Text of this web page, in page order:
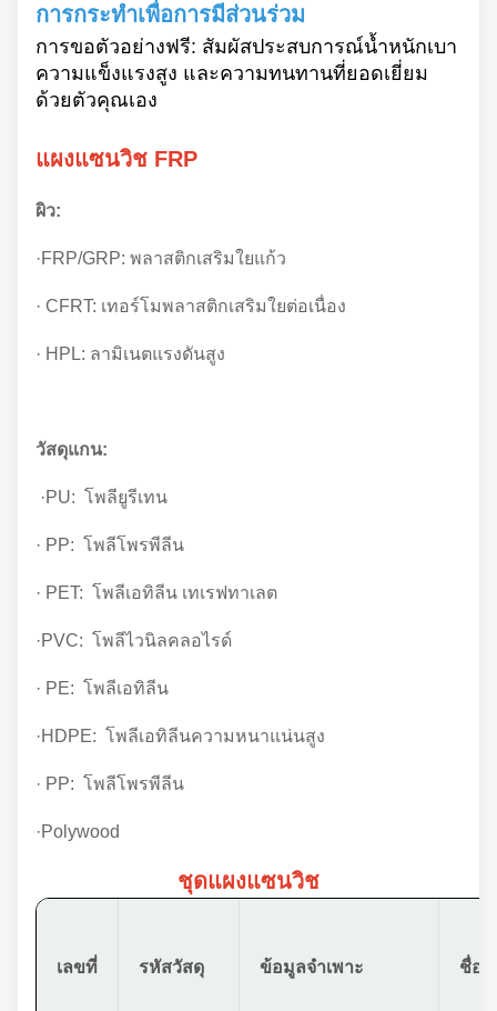
การกระทำเพื่อการมีส่วนร่วม
การขอตัวอย่างฟรี: สัมผัสประสบการณ์น้ำหนักเบา
ความแข็งแรงสูง และความทนทานที่ยอดเยี่ยม
ด้วยตัวคุณเอง
แผงแซนวิช FRP
ผิว:
·FRP/GRP: พลาสติกเสริมใยแก้ว
· CFRT: เทอร์โมพลาสติกเสริมใยต่อเนื่อง
· HPL: ลามิเนตแรงดันสูง
วัสดุแกน:
·PU: โพลียูรีเทน
· PP: โพลีโพรพีลีน
· PET: โพลีเอทิลีน เทเรฟทาเลต
·PVC: โพลีไวนิลคลอไรด์
· PE: โพลีเอทิลีน
·HDPE: โพลีเอทิลีนความหนาแน่นสูง
· PP: โพลีโพรพีลีน
·Polywood
ชุดแผงแซนวิช
เลขที่ รหัสวัสดุ ข้อมูลจำเพาะ ชื่อวั